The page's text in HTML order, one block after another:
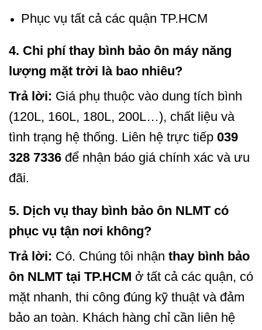
Phục vụ tất cả các quận TP.HCM
4. Chi phí thay bình bảo ôn máy năng
lượng mặt trời là bao nhiêu?
Trả lời: Giá phụ thuộc vào dung tích bình
(120L, 160L, 180L, 200L…), chất liệu và
tình trạng hệ thống. Liên hệ trực tiếp 039
328 7336 để nhận báo giá chính xác và ưu
đãi.
5. Dịch vụ thay bình bảo ôn NLMT có
phục vụ tận nơi không?
Trả lời: Có. Chúng tôi nhận thay bình bảo
ôn NLMT tại TP.HCM ở tất cả các quận, có
mặt nhanh, thi công đúng kỹ thuật và đảm
bảo an toàn. Khách hàng chỉ cần liên hệ